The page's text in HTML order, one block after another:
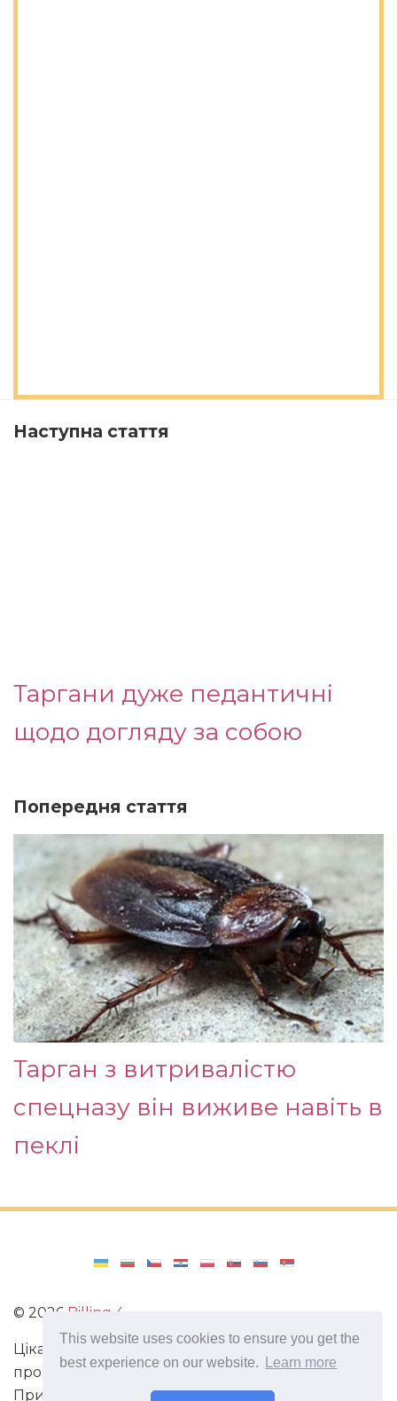
This website uses cookies to ensure you get the
best experience on our website.
Learn more
Наступна стаття
Таргани дуже педантичні
щодо догляду за собою
Попередня стаття
Тарган з витривалістю
спецназу він виживе навіть в
пеклі
© 2026 Billing 4
Цікаві та захоплюючі факти з усього світу. Статті
про виживання в непередбачених ситуаціях.
Пригоди, маршрути і спосіб життя сучасного